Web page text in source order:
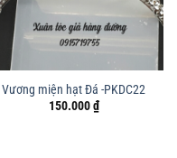
Vương miện hạt Đá -PKDC22
150.000₫